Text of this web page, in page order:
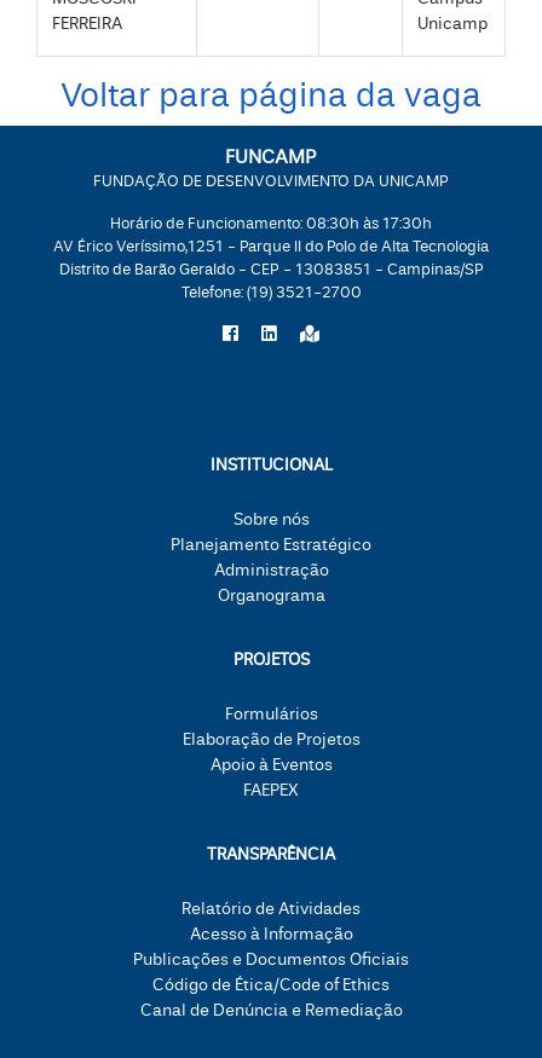
FERREIRA
Unicamp
Voltar para página da vaga
FUNCAMP
FUNDAÇÃO DE DESENVOLVIMENTO DA UNICAMP
Horário de Funcionamento: 08:30h às 17:30h
AV Érico Veríssimo,1251 - Parque II do Polo de Alta Tecnologia
Distrito de Barão Geraldo - CEP - 13083851 - Campinas/SP
Telefone: (19) 3521-2700
INSTITUCIONAL
Sobre nós
Planejamento Estratégico
Administração
Organograma
PROJETOS
Formulários
Elaboração de Projetos
Apoio à Eventos
FAEPEX
TRANSPARÊNCIA
Relatório de Atividades
Acesso à Informação
Publicações e Documentos Oficiais
Código de Ética/Code of Ethics
Canal de Denúncia e Remediação